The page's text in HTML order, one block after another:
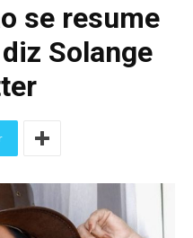
se resume
Solange